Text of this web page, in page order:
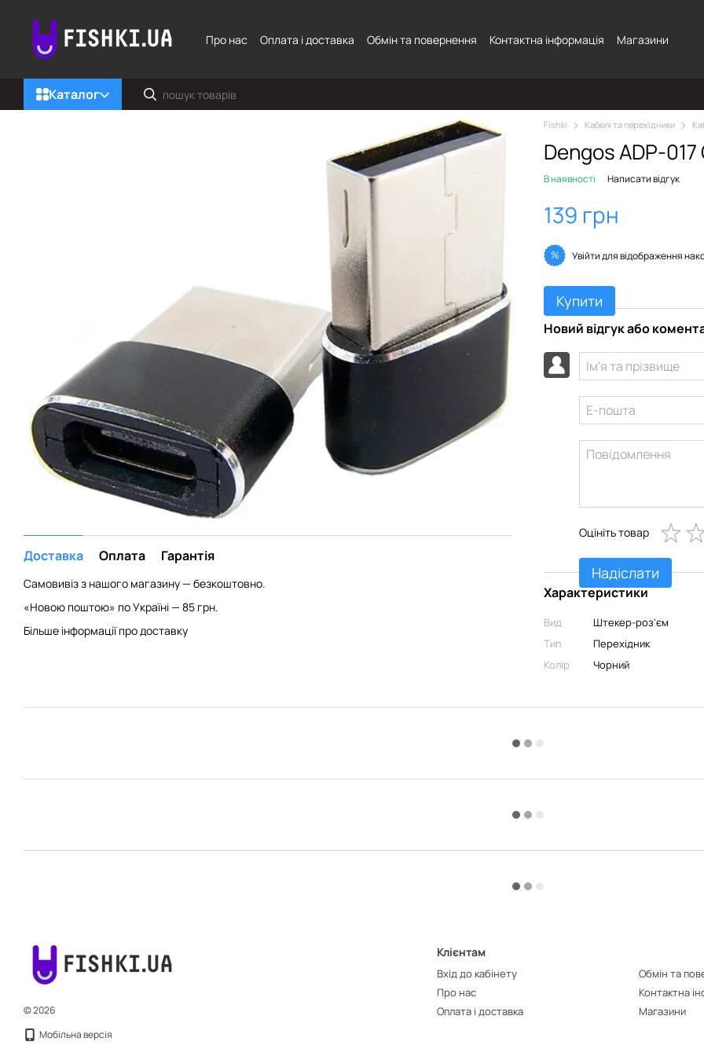
Про нас
Оплата і доставка Обмін та повернення Контактна інформація Магазини
Каталог
Доставка Оплата Гарантія
Самовивіз з нашого магазину — безкоштовно.
«Новою поштою» по Україні — 85 грн.
Більше інформації про доставку
Fishki Кабелі та перехідники
Dengos ADP-
В наявності Написати відгук
139 грн
% Увійтидля відображення
Купити
Новий відгук або
Оцініть товар
Надіслати
Характеристики
Вид
Штекер-роз'єм
Тип
Перехідник
Колір
Чорний
© 2026
Мобільна версія
Клієнтам
Вхід до кабінету
Про нас
Оплата і доставка
Обмін та
Контактна
Магазини